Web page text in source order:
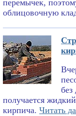
перемычек,
облицовочную
без
получается
кирпича. Читать